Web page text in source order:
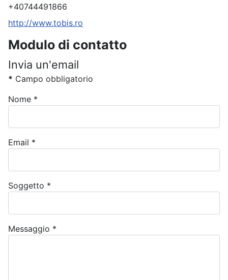
Telefono:
+40744491866
Sito:
http://www.tobis.ro
Modulo di contatto
Invia un'email
* Campo obbligatorio
Nome *
Email *
Soggetto *
Messaggio *